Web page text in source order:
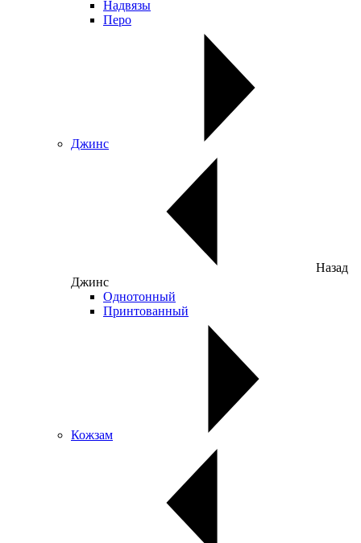
Надвязы
Перо
Джинс
Назад
Джинс
Однотонный
Принтованный
Кожзам